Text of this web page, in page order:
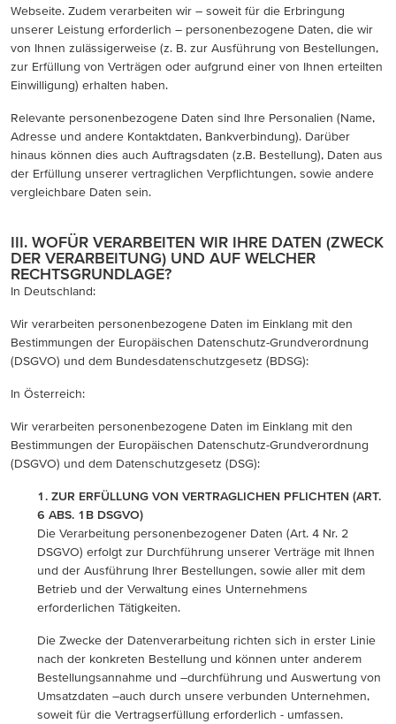
Webseite. Zudem verarbeiten wir – soweit für die Erbringung
unserer Leistung erforderlich – personenbezogene Daten, die wir
von Ihnen zulässigerweise (z. B. zur Ausführung von Bestellungen,
zur Erfüllung von Verträgen oder aufgrund einer von Ihnen erteilten
Einwilligung) erhalten haben.
Relevante personenbezogene Daten sind Ihre Personalien (Name,
Adresse und andere Kontaktdaten, Bankverbindung). Darüber
hinaus können dies auch Auftragsdaten (z.B. Bestellung), Daten aus
der Erfüllung unserer vertraglichen Verpflichtungen, sowie andere
vergleichbare Daten sein.
III. WOFÜR VERARBEITEN WIR IHRE DATEN (ZWECK
DER VERARBEITUNG) UND AUF WELCHER
RECHTSGRUNDLAGE?
In Deutschland:
Wir verarbeiten personenbezogene Daten im Einklang mit den
Bestimmungen der Europäischen Datenschutz-Grundverordnung
(DSGVO) und dem Bundesdatenschutzgesetz (BDSG):
In Österreich:
Wir verarbeiten personenbezogene Daten im Einklang mit den
Bestimmungen der Europäischen Datenschutz-Grundverordnung
(DSGVO) und dem Datenschutzgesetz (DSG):
1. ZUR ERFÜLLUNG VON VERTRAGLICHEN PFLICHTEN (ART.
6 ABS. 1B DSGVO)
Die Verarbeitung personenbezogener Daten (Art. 4 Nr. 2
DSGVO) erfolgt zur Durchführung unserer Verträge mit Ihnen
und der Ausführung Ihrer Bestellungen, sowie aller mit dem
Betrieb und der Verwaltung eines Unternehmens
erforderlichen Tätigkeiten.
Die Zwecke der Datenverarbeitung richten sich in erster Linie
nach der konkreten Bestellung und können unter anderem
Bestellungsannahme und –durchführung und Auswertung von
Umsatzdaten –auch durch unsere verbunden Unternehmen,
soweit für die Vertragserfüllung erforderlich - umfassen.